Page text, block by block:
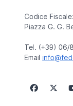
Codice
Piazza G. G.
Tel. (+39) 06/
Email